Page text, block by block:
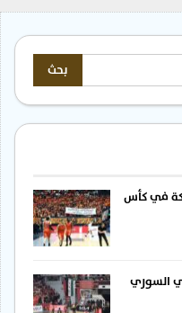
في كأس
السوري